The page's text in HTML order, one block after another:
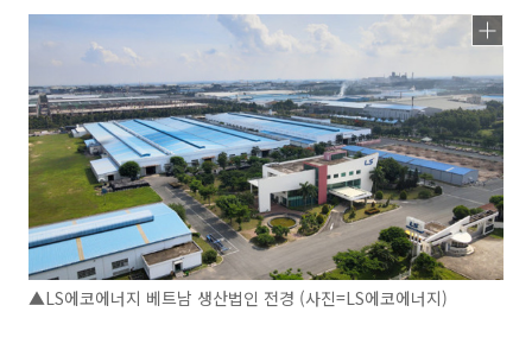
▲LS에코에너지 베트남 생산법인 전경 (사진=LS에코에너지)